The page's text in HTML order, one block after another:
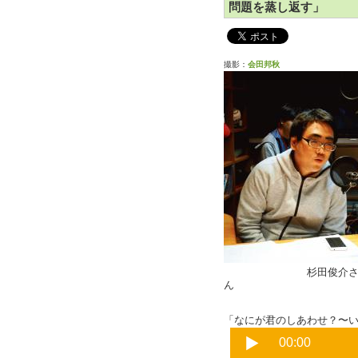
問題を蒸し返す」
撮影： 会田邦秋
杉田俊介
ん
「なにが君のしあわせ？〜